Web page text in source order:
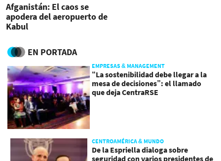
Afganistán: El caos se
apodera del aeropuerto de
Kabul
EN PORTADA
EMPRESAS & MANAGEMENT
“La sostenibilidad debe llegar a la
mesa de decisiones”: el llamado
que deja CentraRSE
CENTROAMÉRICA & MUNDO
De la Espriella dialoga sobre
seguridad con varios presidentes de